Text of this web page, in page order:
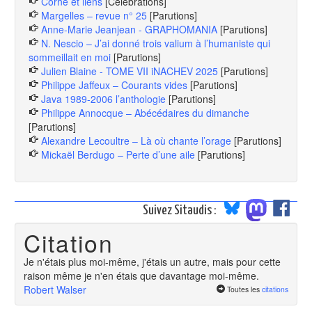
Margelles – revue n° 25 [Parutions]
Anne-Marie Jeanjean - GRAPHOMANIA [Parutions]
N. Nescio – J’ai donné trois valium à l’humaniste qui
sommeillait en moi [Parutions]
Julien Blaine - TOME VII iNACHEV 2025 [Parutions]
Philippe Jaffeux – Courants vides [Parutions]
Java 1989-2006 l’anthologie [Parutions]
Philippe Annocque – Abécédaires du dimanche
[Parutions]
Alexandre Lecoultre – Là où chante l’orage [Parutions]
Mickaël Berdugo – Perte d’une aile [Parutions]
Suivez Sitaudis :
Citation
Je n'étais plus moi-même, j'étais un autre, mais pour cette
raison même je n'en étais que davantage moi-même.
Robert Walser
Toutes les citations